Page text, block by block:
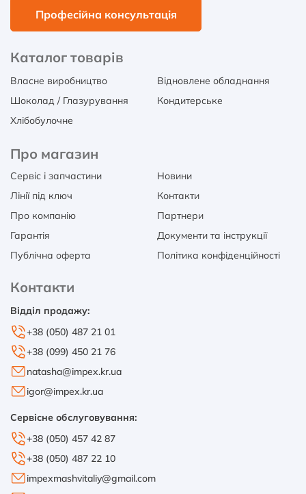
Професійна консультація
Каталог товарів
Власне виробництво
Відновлене обладнання
Шоколад / Глазурування
Кондитерське
Хлібобулочне
Про магазин
Сервіс і запчастини
Новини
Лінії під ключ
Контакти
Про компанію
Партнери
Гарантія
Документи та інструкції
Публічна оферта
Політика конфіденційності
Контакти
Відділ продажу:
+38 (050) 487 21 01
+38 (099) 450 21 76
natasha@impex.kr.ua
igor@impex.kr.ua
Сервісне обслуговування:
+38 (050) 457 42 87
+38 (050) 487 22 10
impexmashvitaliy@gmail.com